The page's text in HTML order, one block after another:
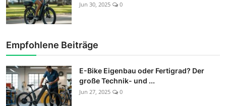
Jun 30, 2025 0
Empfohlene Beiträge
E-Bike Eigenbau oder Fertigrad? Der
große Technik- und ...
Jun 27, 2025 0